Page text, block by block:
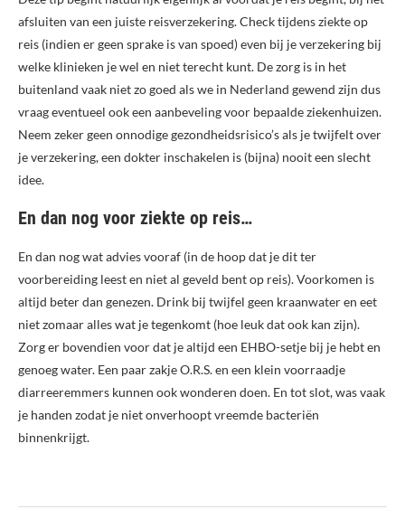
afsluiten van een juiste reisverzekering. Check tijdens ziekte op
reis (indien er geen sprake is van spoed) even bij je verzekering bij
welke klinieken je wel en niet terecht kunt. De zorg is in het
buitenland vaak niet zo goed als we in Nederland gewend zijn dus
vraag eventueel ook een aanbeveling voor bepaalde ziekenhuizen.
Neem zeker geen onnodige gezondheidsrisico’s als je twijfelt over
je verzekering, een dokter inschakelen is (bijna) nooit een slecht
idee.
En dan nog voor ziekte op reis…
En dan nog wat advies vooraf (in de hoop dat je dit ter
voorbereiding leest en niet al geveld bent op reis). Voorkomen is
altijd beter dan genezen. Drink bij twijfel geen kraanwater en eet
niet zomaar alles wat je tegenkomt (hoe leuk dat ook kan zijn).
Zorg er bovendien voor dat je altijd een EHBO-setje bij je hebt en
genoeg water. Een paar zakje O.R.S. en een klein voorraadje
diarreeremmers kunnen ook wonderen doen. En tot slot, was vaak
je handen zodat je niet onverhoopt vreemde bacteriën
binnenkrijgt.